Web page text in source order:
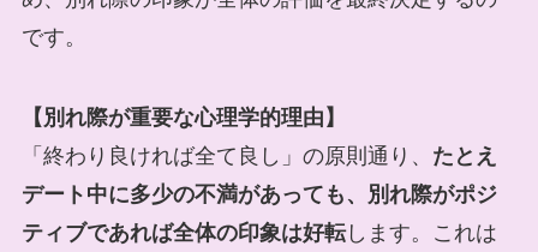
です。
【別れ際が重要な心理学的理由】
「終わり良ければ全て良し」の原則通り、 たとえ
デート中に多少の不満があっても、別れ際がポジ
ティブであれば全体の印象は好転します。これは